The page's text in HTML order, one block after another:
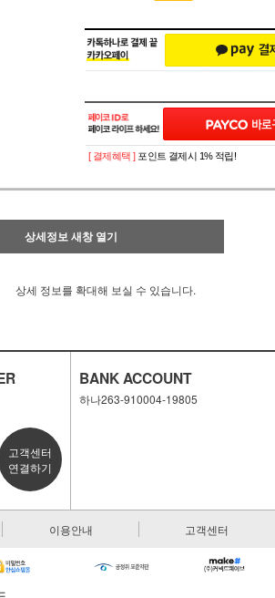
페이코 ID로 페
PAYCO 바로
[ 결제혜택 ] 포인트 결제시 1% 적립!
상세정보 새창 열기
상세 정보를 확대해 보실 수 있습니다.
고객센터
연결하기
BANK ACCOUNT
하나263-910004-19805
이용안내 고객센터